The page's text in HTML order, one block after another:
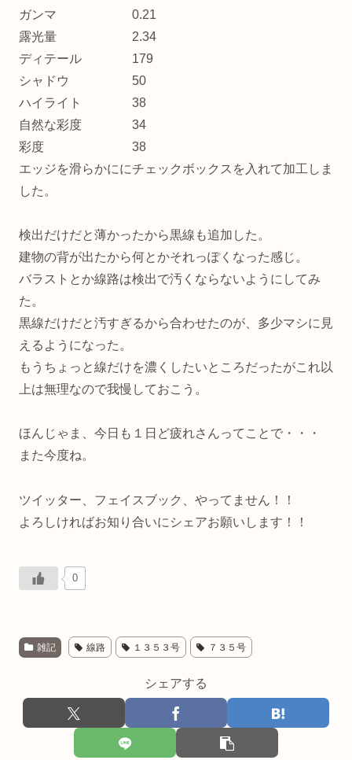
ガンマ 0.21
露光量 2.34
ディテール 179
シャドウ 50
ハイライト 38
自然な彩度 34
彩度 38
エッジを滑らかににチェックボックスを入れて加工しま
した。
検出だけだと薄かったから黒線も追加した。
建物の背が出たから何とかそれっぽくなった感じ。
バラストとか線路は検出で汚くならないようにしてみ
た。
黒線だけだと汚すぎるから合わせたのが、多少マシに見
えるようになった。
もうちょっと線だけを濃くしたいところだったがこれ以
上は無理なので我慢しておこう。
ほんじゃま、今日も１日ど疲れさんってことで・・・
また今度ね。
ツイッター、フェイスブック、やってません！！
よろしければお知り合いにシェアお願いします！！
0
雑記 線路 １３５３号 ７３５号
シェアする